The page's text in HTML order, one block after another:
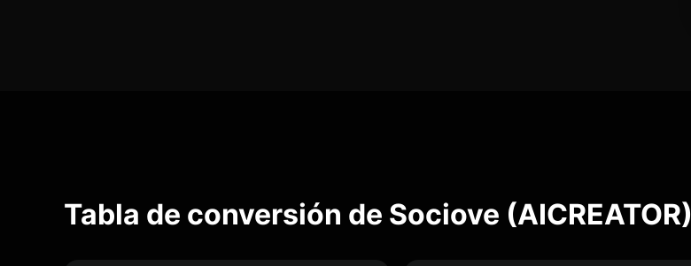
Tabla de conversión de Sociove (AICREATOR)